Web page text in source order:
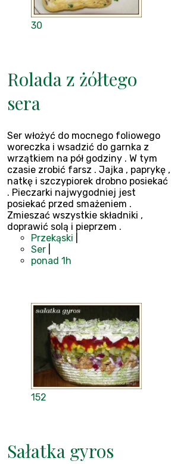
30
Rolada z żółtego
sera
Ser włożyć do mocnego foliowego
woreczka i wsadzić do garnka z
wrzątkiem na pół godziny . W tym
czasie zrobić farsz . Jajka , paprykę ,
natkę i szczypiorek drobno posiekać
. Pieczarki najwygodniej jest
posiekać przed smażeniem .
Zmieszać wszystkie składniki ,
doprawić solą i pieprzem .
Przekąski
Ser
ponad 1h
152
Sałatka gyros